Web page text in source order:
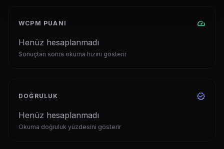
WCPM PUANI speed
Henüz hesaplanmadı
Sonuçtan sonra okuma hızını gösterir
DOĞRULUK verified
Henüz hesaplanmadı
Okuma doğruluk yüzdesini gösterir